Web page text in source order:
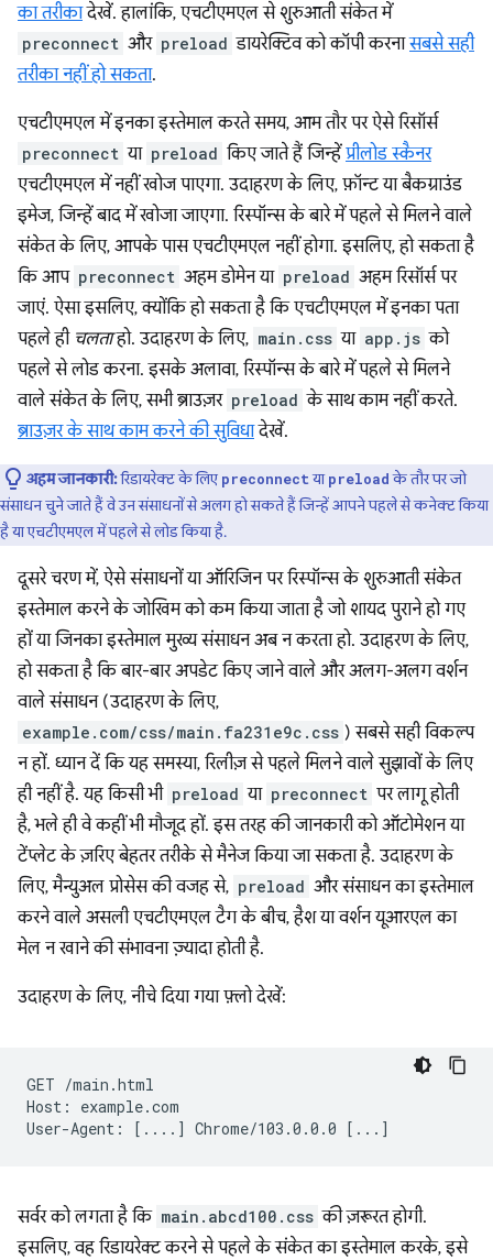
का तरीकादेखें. हालांकि, एचटीएमएल से शुरुआती संकेत में
preconnect और preload डायरेक्टिव को कॉपी करनासबसे सही
तरीका नहीं हो सकता.
एचटीएमएल में इनका इस्तेमाल करते समय, आम तौर पर ऐसे रिसॉर्स
preconnect या preload किए जाते हैं जिन्हेंप्रीलोड स्कैनर
एचटीएमएल में नहीं खोज पाएगा. उदाहरण के लिए, फ़ॉन्ट या बैकग्राउंड
इमेज, जिन्हें बाद में खोजा जाएगा. रिस्पॉन्स के बारे में पहले से मिलने वाले
संकेत के लिए, आपके पास एचटीएमएल नहीं होगा. इसलिए, हो सकता है
कि आप preconnect अहम डोमेन या preload अहम रिसॉर्स पर
जाएं. ऐसा इसलिए, क्योंकि हो सकता है कि एचटीएमएल में इनका पता
पहले ही चलताहो. उदाहरण के लिए, main.css या app.js को
पहले से लोड करना. इसके अलावा, रिस्पॉन्स के बारे में पहले से मिलने
वाले संकेत के लिए, सभी ब्राउज़र preload के साथ काम नहीं करते.
ब्राउज़र के साथ काम करने की सुविधादेखें.
अहम जानकारी:रिडायरेक्ट के लिए preconnectयाpreloadके तौर पर जो
संसाधन चुने जाते हैं वे उन संसाधनों से अलग हो सकते हैं जिन्हें आपने पहले से कनेक्ट किया
है या एचटीएमएल में पहले से लोड किया है.
दूसरे चरण में, ऐसे संसाधनों या ऑरिजिन पर रिस्पॉन्स के शुरुआती संकेत
इस्तेमाल करने के जोखिम को कम किया जाता है जो शायद पुराने हो गए
हों या जिनका इस्तेमाल मुख्य संसाधन अब न करता हो. उदाहरण के लिए,
हो सकता है कि बार-बार अपडेट किए जाने वाले और अलग-अलग वर्शन
वाले संसाधन (उदाहरण के लिए,
example.com/css/main.fa231e9c.css ) सबसे सही विकल्प
न हों. ध्यान दें कि यह समस्या, रिलीज़ से पहले मिलने वाले सुझावों के लिए
ही नहीं है. यह किसी भी preload या preconnect पर लागू होती
है, भले ही वे कहीं भी मौजूद हों. इस तरह की जानकारी को ऑटोमेशन या
टेंप्लेट के ज़रिए बेहतर तरीके से मैनेज किया जा सकता है. उदाहरण के
लिए, मैन्युअल प्रोसेस की वजह से, preload और संसाधन का इस्तेमाल
करने वाले असली एचटीएमएल टैग के बीच, हैश या वर्शन यूआरएल का
मेल न खाने की संभावना ज़्यादा होती है.
उदाहरण के लिए, नीचे दिया गया फ़्लो देखें:
GET /main.html
Host:
example.com
User-Agent:
[ .... ] Chrome/103.0.0.0 [ ... ]
सर्वर को लगता है कि main.abcd100.css की ज़रूरत होगी.
इसलिए, वह रिडायरेक्ट करने से पहले के संकेत का इस्तेमाल करके, इसे